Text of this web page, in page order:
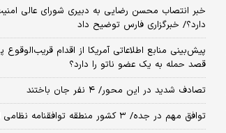
خبر انتصاب محسن رضایی به دبیری شورای عالی
دارد؟/ خبرگزاری فارس توضیح داد
پیش‌بینی منابع اطلاعاتی آمریکا از اقدام
قصد حمله به یک عضو ناتو را دارد؟
تصادف شدید در این محور/ ۴ نفر جان باختند
توافق مهم در جده/ ۳ کشور منطقه توافقنامه نظامی امضا می‌کنند